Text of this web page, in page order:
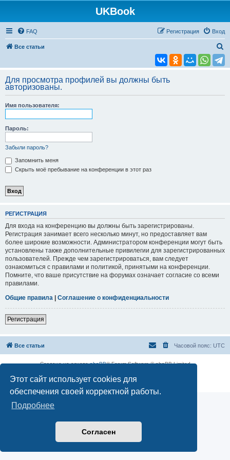
Этот сайт использует cookies для
обеспечения своей корректной работы.
Подробнее
Согласен
UKBook
FAQ Вход
Регистрация
Все статьи
к
Для просмотра профилей вы должны быть
авторизованы.
Имя пользователя:
Пароль:
Забыли пароль?
Запомнить меня
Скрыть моё пребывание на конференции в этот раз
РЕГИСТРАЦИЯ
Для входа на конференцию вы должны быть зарегистрированы.
Регистрация занимает всего несколько минут, но предоставляет вам
более широкие возможности. Администратором конференции могут быть
установлены также дополнительные привилегии для зарегистрированных
пользователей. Прежде чем зарегистрироваться, вам следует
ознакомиться с правилами и политикой, принятыми на конференции.
Помните, что ваше присутствие на форумах означает согласие со всеми
правилами.
Общие правила | Соглашение о конфиденциальности
Регистрация
Все статьи Часовой пояс: UTC
Создано на основеphpBB® Forum Software © phpBB Limited
Конфиденциальность|Правила